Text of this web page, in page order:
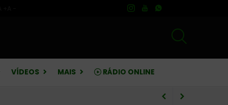
VÍDEOS MAIS RÁDIO ONLINE